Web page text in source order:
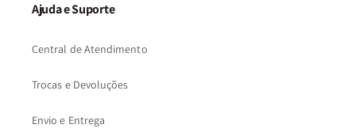
Ajuda e Suporte
Central de Atendimento
Trocas e Devoluções
Envio e Entrega